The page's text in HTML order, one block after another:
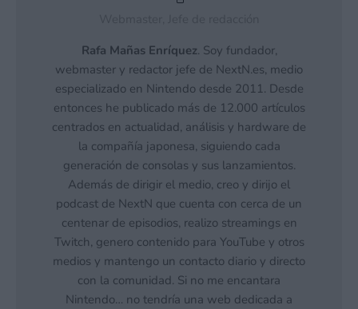
Rafa Mañas Enríquez. Soy fundador,
webmaster y redactor jefe de NextN.es, medio
especializado en Nintendo desde 2011. Desde
entonces he publicado más de 12.000 artículos
centrados en actualidad, análisis y hardware de
la compañía japonesa, siguiendo cada
generación de consolas y sus lanzamientos.
Además de dirigir el medio, creo y dirijo el
podcast de NextN que cuenta con cerca de un
centenar de episodios, realizo streamings en
Twitch, genero contenido para YouTube y otros
medios y mantengo un contacto diario y directo
con la comunidad. Si no me encantara
Nintendo… no tendría una web dedicada a